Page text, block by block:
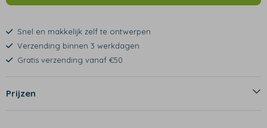
Snel en makkelijk zelf te ontwerpen
Verzending binnen 3 werkdagen
Gratis verzending vanaf €50
Prijzen